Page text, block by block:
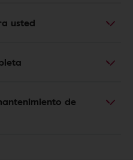
usted
de